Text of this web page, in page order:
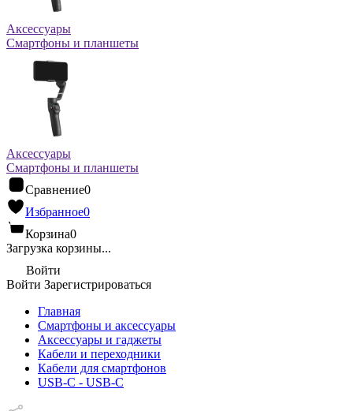
Аксессуары
Смартфоны и планшеты
Аксессуары
Смартфоны и планшеты
Сравнение0
Избранное0
Корзина0
Загрузка корзины...
Войти
Войти Зарегистрироваться
Главная
Смартфоны и аксессуары
Аксессуары и гаджеты
Кабели и переходники
Кабели для смартфонов
USB-C - USB-C